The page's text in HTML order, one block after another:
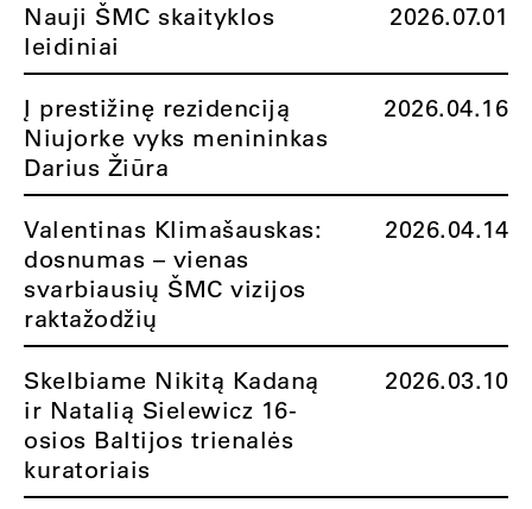
Nauji ŠMC skaityklos
leidiniai
2026.07.01
Į prestižinę rezidenciją
Niujorke vyks menininkas
Darius Žiūra
2026.04.16
Valentinas Klimašauskas:
dosnumas – vienas
svarbiausių ŠMC vizijos
raktažodžių
2026.04.14
Skelbiame Nikitą Kadaną
ir Natalią Sielewicz 16-
osios Baltijos trienalės
kuratoriais
2026.03.10